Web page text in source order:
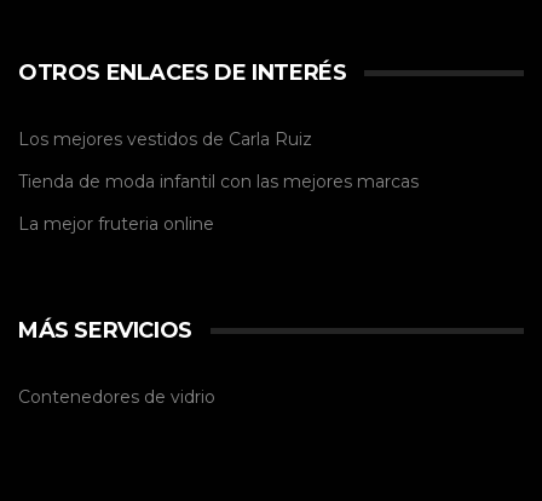
OTROS ENLACES DE INTERÉS
Los mejores vestidos de Carla Ruiz
Tienda de moda infantil con las mejores marcas
La mejor fruteria online
MÁS SERVICIOS
Contenedores de vidrio